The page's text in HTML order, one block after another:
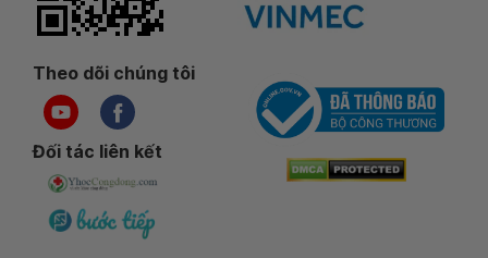
Theo dõi chúng tôi
Đối tác liên kết